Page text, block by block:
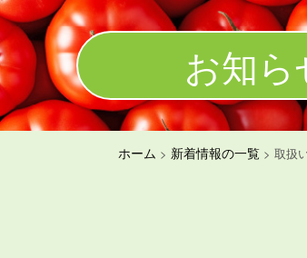
お知ら
ホーム > 新着情報の一覧 > 取扱